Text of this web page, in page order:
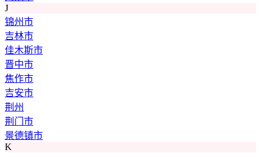
J
锦州市
吉林市
佳木斯市
晋中市
焦作市
吉安市
荆州
荆门市
景德镇市
K